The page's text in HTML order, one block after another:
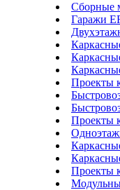
Сборные
Гаражи
Проекты
Проекты
Проекты